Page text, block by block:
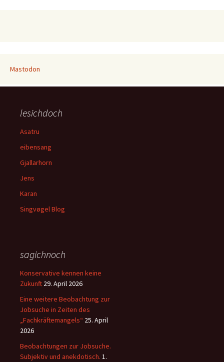
Mastodon
lesichdoch
Asatru
eibensang
Gjallarhorn
Jens
Karan
Singvøgel Blog
sagichnoch
Konservative kennen keine
Zukunft 29. April 2026
Eine weitere Beobachtung zur
Jobsuche in Zeiten des
„Fachkräftemangels“ 25. April
2026
Beobachtungen zur Jobsuche.
Subjektiv und anekdotisch. 1.